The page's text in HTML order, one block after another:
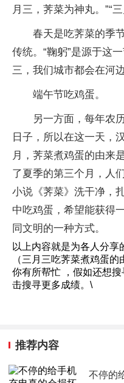
月三，荠菜为神丸。”“
春天是吃荠菜的季
传统。“鞠躬”是源于这
三，我们城市都会在河边
端午节吃鸡蛋。
另一方面，每年农
日子，所以在这一天，
月，荠菜煮鸡蛋的由来
了夏季的第三个月，人
小说《荠菜》洗干净，
中吃鸡蛋，希望能获得
同文明的一种方式。
以上内容就是为各人分
（三月三吃荠菜煮鸡蛋
你有所帮忙 ，假如还想
击搜寻更多成绩。\
推荐内容
不停的